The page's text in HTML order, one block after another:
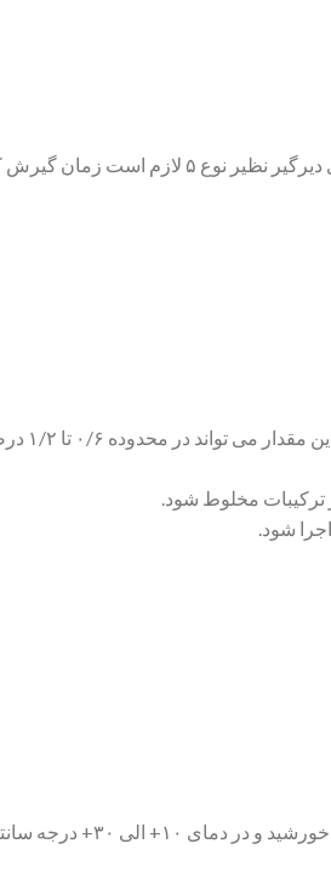
زمان گیرش کنترل شود)
تا ۱/۲ درصد وزن سیمان مصرفی باشد.
۳۰+ درجه سانتی گراد